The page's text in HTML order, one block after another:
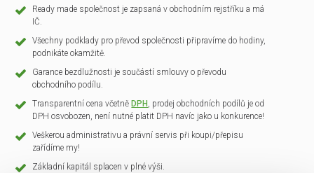
Ready made společnost je zapsaná v obchodním rejstříku a má
IČ.
Všechny podklady pro převod společnosti připravíme do hodiny,
podnikáte okamžitě.
Garance bezdlužnosti je součástí smlouvy o převodu
obchodního podílu.
Transparentní cena včetně DPH , prodej obchodních podílů je od
DPH osvobozen, není nutné platit DPH navíc jako u konkurence!
Veškerou administrativu a právní servis při koupi/přepisu
zařídíme my!
Základní kapitál splacen v plné výši.